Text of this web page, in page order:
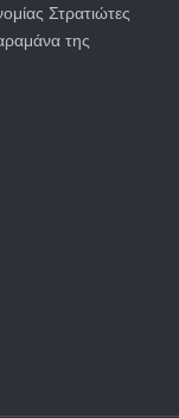
Στρατιώτες
της